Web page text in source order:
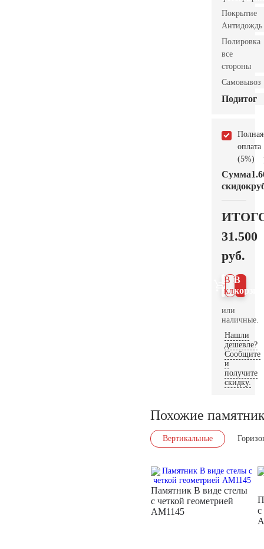
Покрытие
Антидождь
Полировка
все
стороны
Самовывоз
Подитог
Полная
оплата
(5%)
Сумма
скидок
31.500
руб.
В
В 1
клик
или
наличные.
Нашли
дешевле?
Сообщите
и
получите
скидку.
Похожие
Вертикальные
Памятник В виде стелы
с четкой геометрией
AM1145